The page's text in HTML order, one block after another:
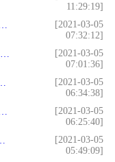
11:29:19]
[2021-03-05
07:32:12]
[2021-03-05
07:01:36]
[2021-03-05
06:34:38]
[2021-03-05
06:25:40]
[2021-03-05
05:49:09]